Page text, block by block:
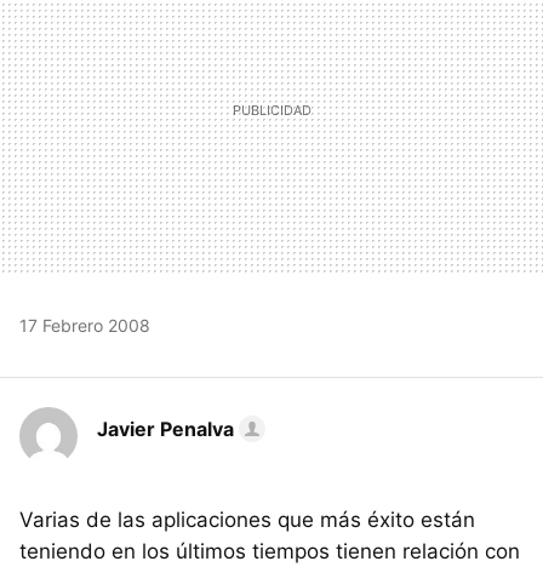
17 Febrero 2008
Javier Penalva
Varias de las aplicaciones que más éxito están
teniendo en los últimos tiempos tienen relación con